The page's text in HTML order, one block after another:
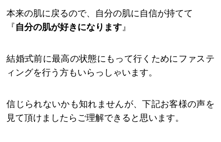
本来の肌に戻るので、自分の肌に自信が持てて
『 自分の肌が好きになります 』
結婚式前に最高の状態にもって行くためにファステ
ィングを行う方もいらっしゃいます。
信じられないかも知れませんが、下記お客様の声を
見て頂けましたらご理解できると思います。